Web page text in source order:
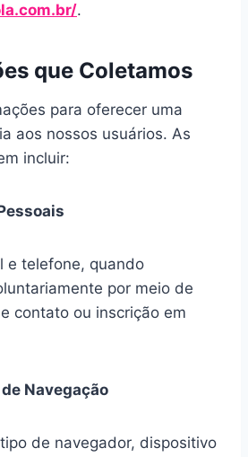
.
que Coletamos
para oferecer uma
aos nossos usuários. As
incluir:
e telefone, quando
por meio de
contato ou inscrição em
Navegação
de navegador, dispositivo